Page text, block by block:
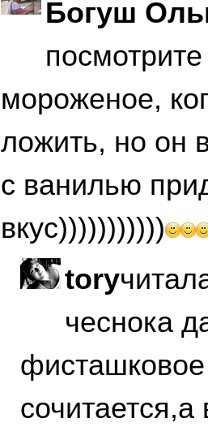
Богуш
мороженое,
ложить, но он
с ванилью
вкус)))))))))))
tory
чеснока
сочитается,а